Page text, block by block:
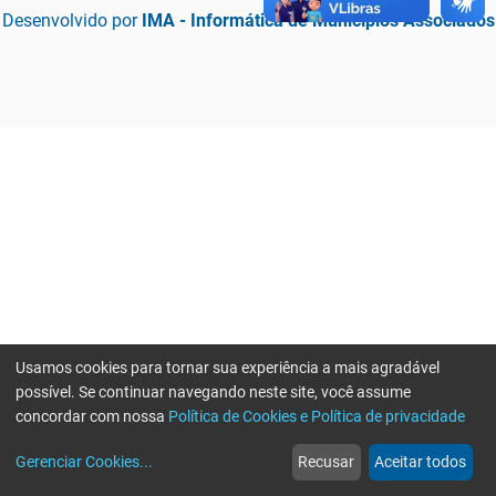
Desenvolvido por IMA - Informática de Municípios Associados
web
Notícias
more_horiz
Mais
Usamos cookies para tornar sua experiência a mais agradável
possível. Se continuar navegando neste site, você assume
concordar com nossa Política de Cookies e Política de privacidade
Gerenciar Cookies... Recusar Aceitar todos
Erro ao enviar informações, por favor tente novamente